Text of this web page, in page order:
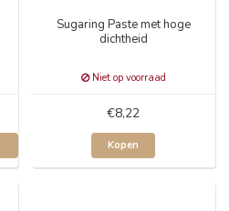
Sugaring Paste met hoge
dichtheid
Niet op voorraad
€8,22
Kopen